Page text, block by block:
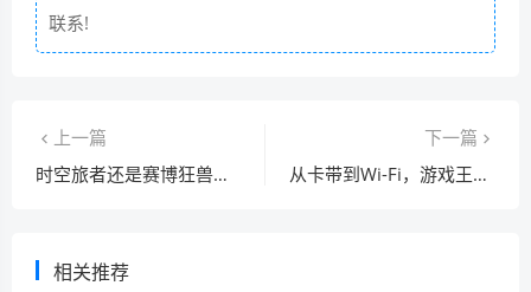
联系!
上一篇
时空旅者还是赛博狂兽？纳尔新皮肤量子撕裂者引爆玩家脑洞
下一篇
从卡带到Wi-Fi，游戏王2010如何定义NDS时代的掌上决斗
相关推荐